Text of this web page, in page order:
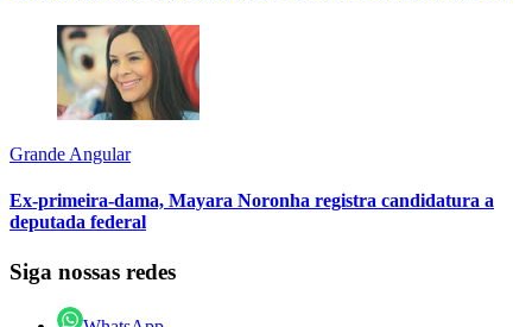
Grande Angular
Ex-primeira-dama, Mayara Noronha registra candidatura a
deputada federal
Siga nossas redes